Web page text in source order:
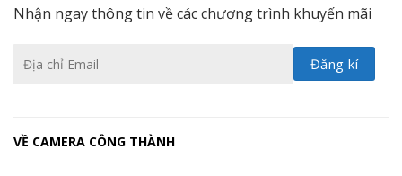
Nhận ngay thông tin về các chương trình khuyến mãi
VỀ CAMERA CÔNG THÀNH